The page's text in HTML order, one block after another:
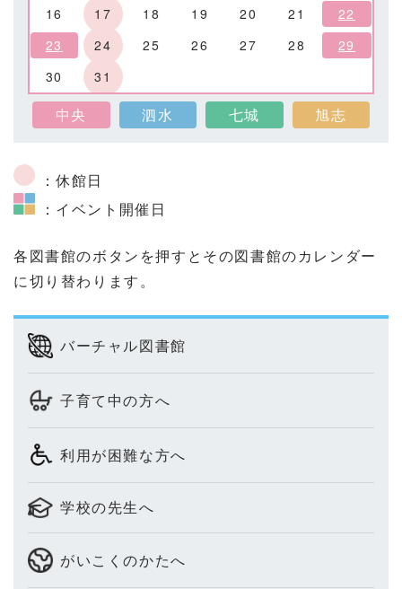
16
17 18 19 20 21
22
23
24 25 26 27 28
29
30
31
中央 泗水 七城 旭志
：休館日
：イベント開催日
各図書館のボタンを押すとその図書館のカレンダー
に切り替わります。
バーチャル図書館
子育て中の方へ
利用が困難な方へ
学校の先生へ
がいこくのかたへ